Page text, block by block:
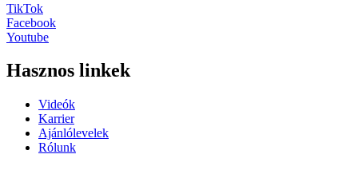
TikTok
Facebook
Youtube
Hasznos linkek
Videók
Karrier
Ajánlólevelek
Rólunk